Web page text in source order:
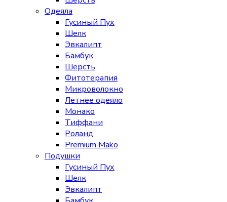
Одеяла
Гусиный Пух
Шелк
Эвкалипт
Бамбук
Шерсть
Фитотерапия
Микроволокно
Летнее одеяло
Монако
Тиффани
Роланд
Premium Mako
Подушки
Гусиный Пух
Шелк
Эвкалипт